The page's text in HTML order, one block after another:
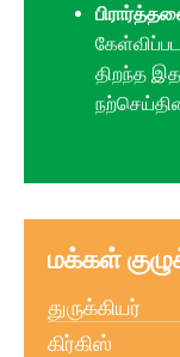
திறந்த
மக்கள்
துருக்கியர்
கிர்கிஸ்